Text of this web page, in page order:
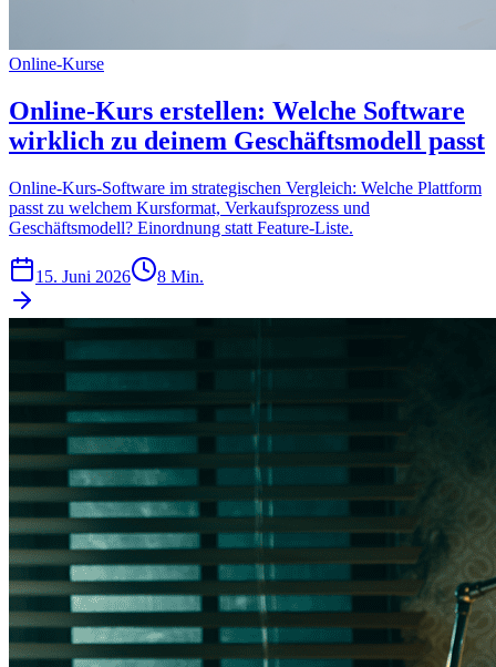
Online-Kurse
Online-Kurs erstellen: Welche Software
wirklich zu deinem Geschäftsmodell passt
Online-Kurs-Software im strategischen Vergleich: Welche Plattform
passt zu welchem Kursformat, Verkaufsprozess und
Geschäftsmodell? Einordnung statt Feature-Liste.
15. Juni 2026 8 Min.